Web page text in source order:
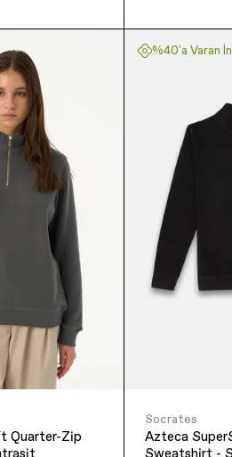
Quarter-Zip
%40'a Varan
Socrates
Azteca
Sweatshirt -